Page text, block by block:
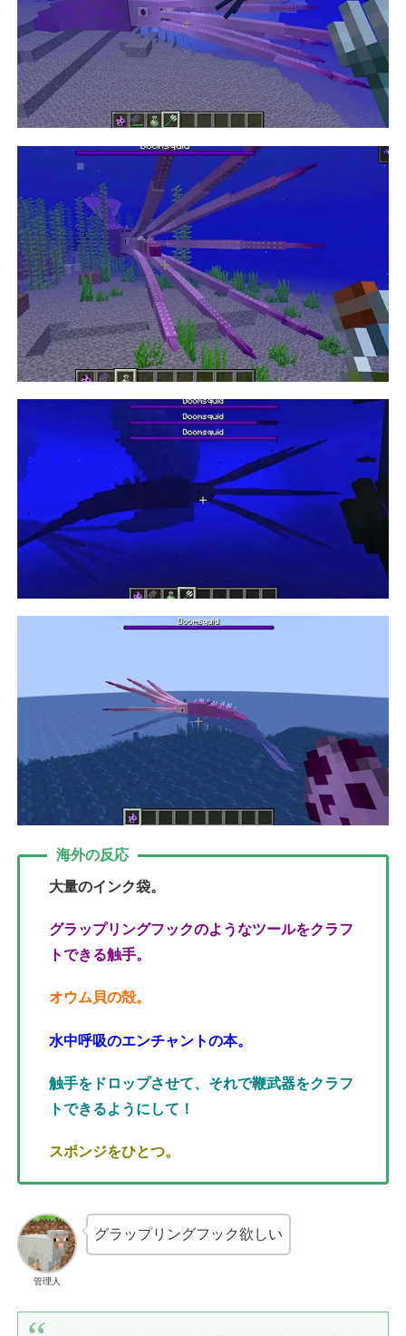
海外の反応
大量のインク袋。
グラップリングフックのようなツールをクラフ
トできる触手。
オウム貝の殻。
水中呼吸のエンチャントの本。
触手をドロップさせて、それで鞭武器をクラフ
トできるようにして！
スポンジをひとつ。
管理人
グラップリングフック欲しい